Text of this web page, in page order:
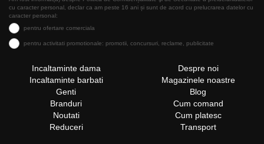
cu caracter personal, declar ca am peste 16 ani și sunt de acord cu prelucrarea datelor cu
caracter personal:
pentru ofertare comerciala
pentru activitati promotionale: promotii, concursuri, reclame, publicitate
Incaltaminte dama
Incaltaminte barbati
Genti
Branduri
Noutati
Reduceri
Despre noi
Magazinele noastre
Blog
Cum comand
Cum platesc
Transport